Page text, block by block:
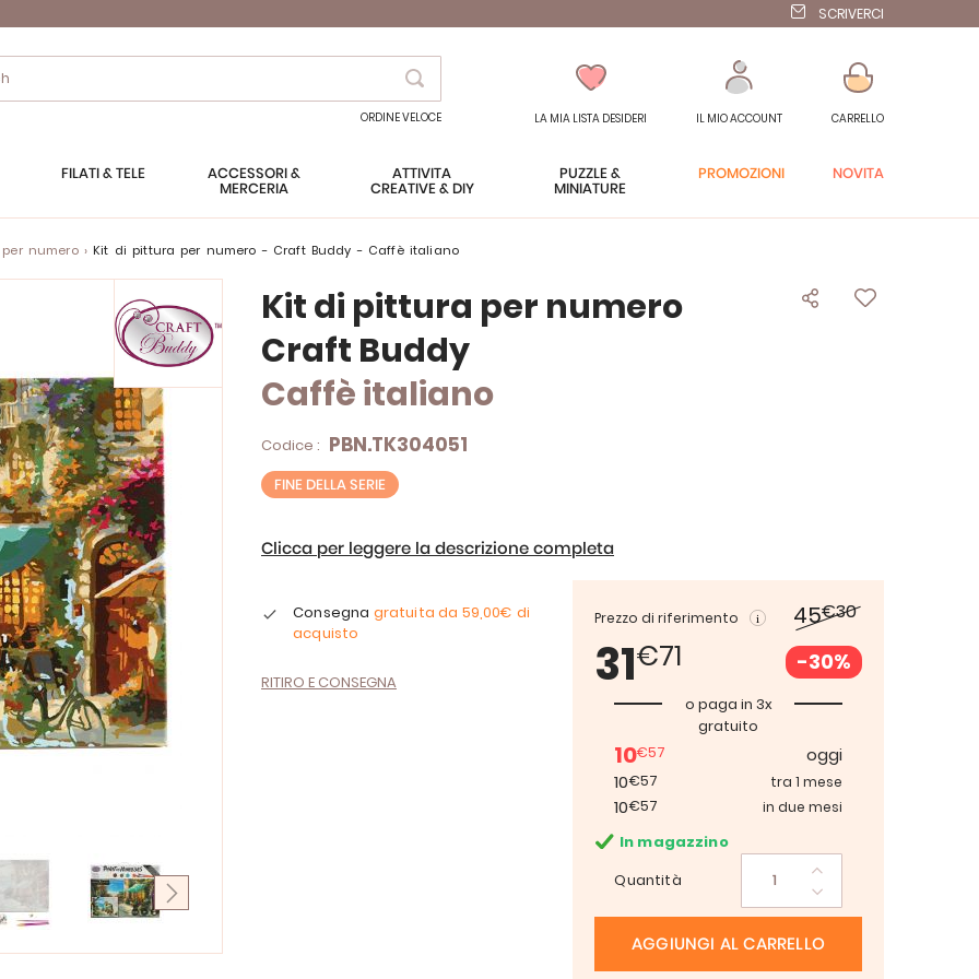
SCRIVERCI
Search
ORDINE VELOCE LA MIA LISTA DESIDERI IL MIO ACCOUNT CARRELLO
FILATI & TELE
ACCESSORI &
MERCERIA
ATTIVITÀ
CREATIVE & DIY
PUZZLE &
MINIATURE
PROMOZIONI NOVITÀ
numero Kit di pittura per numero - Craft Buddy - Caffè italiano
Kit di pittura per numero
Craft Buddy
Caffè italiano
Codice : PBN.TK304051
FINE DELLA SERIE
Clicca per leggere la descrizione completa
Prezzo di riferimento 45€30
31€71 -30%
o paga in 3x
gratuito
10€57
oggi
10€57 tra 1 mese
10€57 in due mesi
In magazzino
Quantità
AGGIUNGI AL CARRELLO
Consegna gratuita da 59,00€ di
acquisto
RITIRO E CONSEGNA